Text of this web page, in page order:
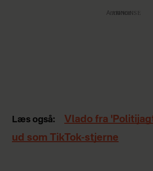
Annonce
Læs også:
Vlado fra
ud som TikTok-stjerne